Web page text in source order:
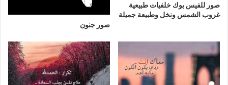
صور للفيس بوك خلفيات طبيعية
غروب الشمس ونخل وطبيعة جميلة
صور جنون